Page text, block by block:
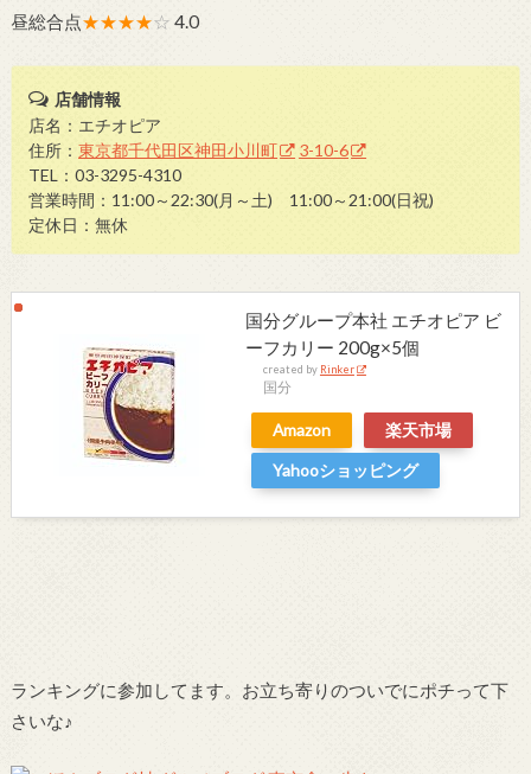
昼総合点★★★★☆ 4.0
店舗情報
店名：エチオピア
住所：東京都千代田区神田小川町
3-10-6
TEL：03-3295-4310
営業時間：11:00～22:30(月～土) 11:00～21:00(日祝)
定休日：無休
国分グループ本社 エチオピア ビ
ーフカリー 200g×5個
created by Rinker
国分
Amazon
楽天市場
Yahooショッピング
ランキングに参加してます。お立ち寄りのついでにポチって下
さいな♪